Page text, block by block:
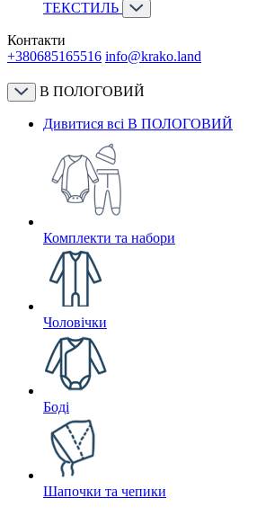
ТЕКСТИЛЬ
Контакти
+380685165516 info@krako.land
В ПОЛОГОВИЙ
Дивитися всі В ПОЛОГОВИЙ
Комплекти та набори
Чоловічки
Боді
Шапочки та чепики